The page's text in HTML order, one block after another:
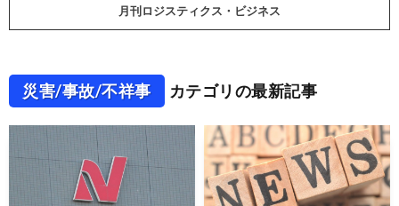
月刊ロジスティクス・ビジネス
災害/事故/不祥事 カテゴリの最新記事